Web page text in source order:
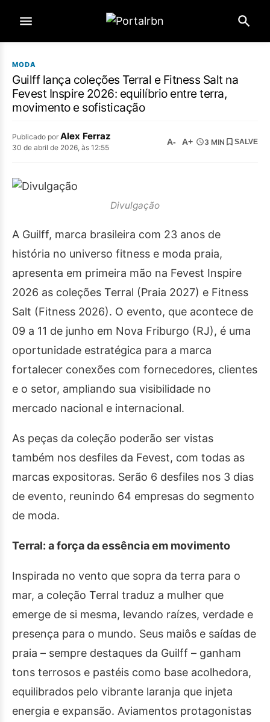
MODA
Guilff lança coleções Terral e Fitness Salt na
Fevest Inspire 2026: equilíbrio entre terra,
movimento e sofisticação
Publicado por Alex Ferraz
30 de abril de 2026, às 12:55
A- A+ 3 MIN SALVE
Divulgação
A Guilff, marca brasileira com 23 anos de
história no universo fitness e moda praia,
apresenta em primeira mão na Fevest Inspire
2026 as coleções Terral (Praia 2027) e Fitness
Salt (Fitness 2026). O evento, que acontece de
09 a 11 de junho em Nova Friburgo (RJ), é uma
oportunidade estratégica para a marca
fortalecer conexões com fornecedores, clientes
e o setor, ampliando sua visibilidade no
mercado nacional e internacional.
As peças da coleção poderão ser vistas
também nos desfiles da Fevest, com todas as
marcas expositoras. Serão 6 desfiles nos 3 dias
de evento, reunindo 64 empresas do segmento
de moda.
Terral: a força da essência em movimento
Inspirada no vento que sopra da terra para o
mar, a coleção Terral traduz a mulher que
emerge de si mesma, levando raízes, verdade e
presença para o mundo. Seus maiôs e saídas de
praia – sempre destaques da Guilff – ganham
tons terrosos e pastéis como base acolhedora,
equilibrados pelo vibrante laranja que injeta
energia e expansão. Aviamentos protagonistas